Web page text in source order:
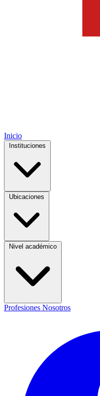
Inicio
Instituciones
Ubicaciones
Nivel académico
Profesiones Nosotros